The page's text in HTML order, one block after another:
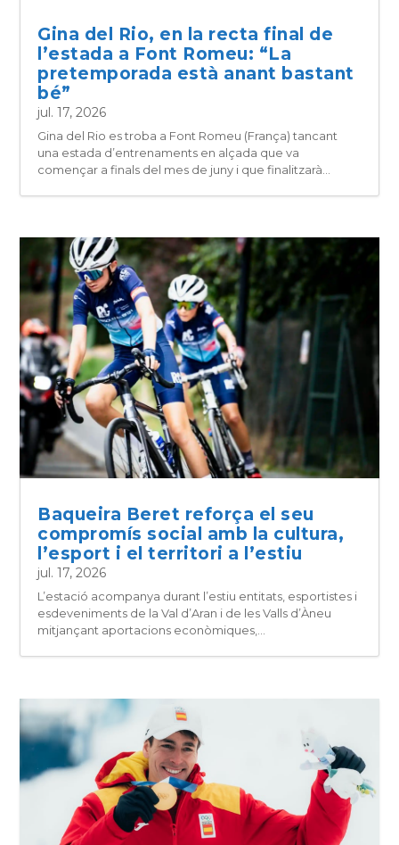
Gina del Rio, en la recta final de
l’estada a Font Romeu: “La
pretemporada està anant bastant
bé”
jul. 17, 2026
Gina del Rio es troba a Font Romeu (França) tancant
una estada d’entrenaments en alçada que va
començar a finals del mes de juny i que finalitzarà...
Baqueira Beret reforça el seu
compromís social amb la cultura,
l’esport i el territori a l’estiu
jul. 17, 2026
L’estació acompanya durant l’estiu entitats, esportistes i
esdeveniments de la Val d’Aran i de les Valls d’Àneu
mitjançant aportacions econòmiques,...